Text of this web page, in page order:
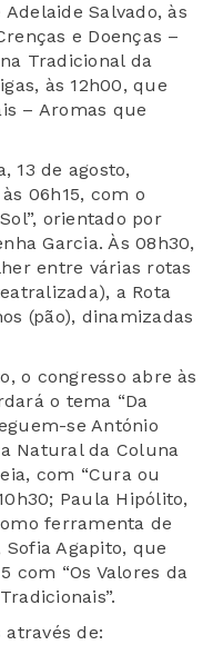
Salvado, às
e Doenças –
Tradicional da
às 12h00, que
– Aromas que
13 de agosto,
06h15, com o
orientado por
Garcia. Às 08h30,
entre várias rotas
a Rota
(pão), dinamizadas
o congresso abre às
o tema “Da
se António
Natural da Coluna
com “Cura ou
Paula Hipólito,
ferramenta de
Agapito, que
com “Os Valores da
de: